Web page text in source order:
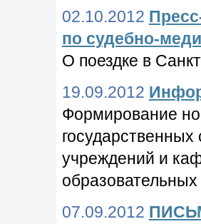
02.10.2012
по судебно-
О поездке в
19.09.2012
Формирование
учреждений и
07.09.2012